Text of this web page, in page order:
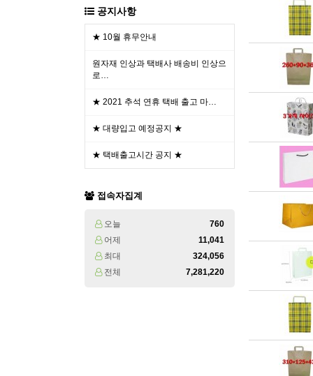
공지사항
★ 10월 휴무안내
원자재 인상과 택배사 배송비 인상으
로…
★ 2021 추석 연휴 택배 출고 마…
★ 대량입고 예정공지 ★
★ 택배출고시간 공지 ★
접속자집계
오늘
760
어제
11,041
최대
324,056
전체
7,281,220